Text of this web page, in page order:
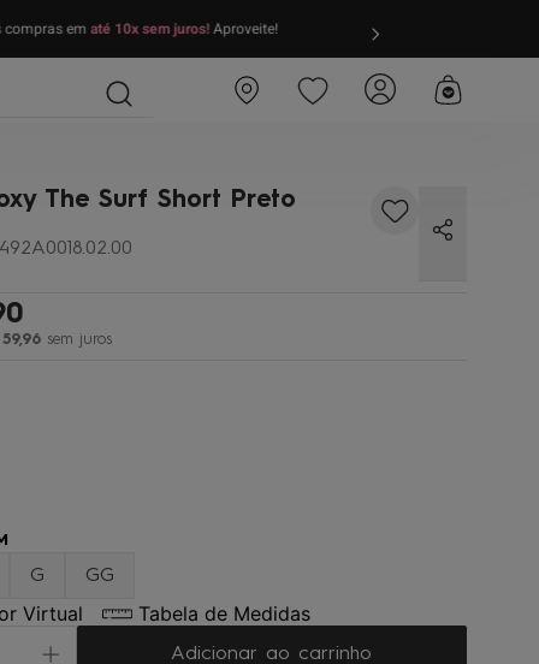
compras ematé 10x sem juros!Aproveite!
The Surf Short Preto
59,96sem juros
G GG
Virtual Tabela de Medidas
Adicionar ao carrinho